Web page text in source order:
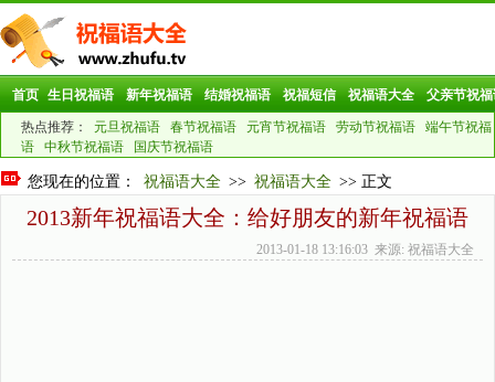
首页 生日祝福语 新年祝福语 结婚祝福语 祝福短信 祝福语大全 父亲节祝
热点推荐： 元旦祝福语 春节祝福语 元宵节祝福语 劳动节祝福语
端午节祝福
语
中秋节祝福语 国庆节祝福语
您现在的位置： 祝福语大全 >> 祝福语大全 >> 正文
2013新年祝福语大全：给好朋友的新年祝福语
2013-01-18 13:16:03 来源: 祝福语大全